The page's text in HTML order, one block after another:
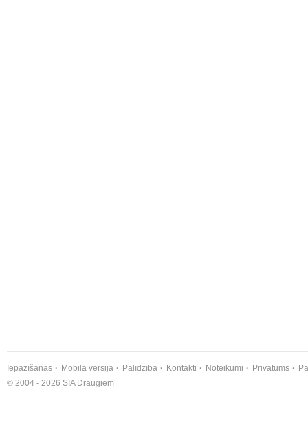
Iepazīšanās Mobilā versija Palīdzība Kontakti Noteikumi Privātums
© 2004 - 2026 SIA Draugiem